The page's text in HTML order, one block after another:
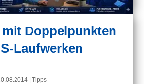
mit Doppelpunkten
Laufwerken
|Tipps